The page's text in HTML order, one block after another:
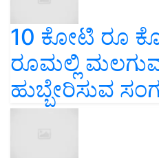
10 ಕೋಟಿ ರೂ
ರೂಮಲ್ಲಿ
ಹುಬ್ಬೇರಿಸುವ